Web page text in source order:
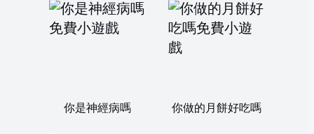
你是神經病嗎 你做的月餅好吃嗎